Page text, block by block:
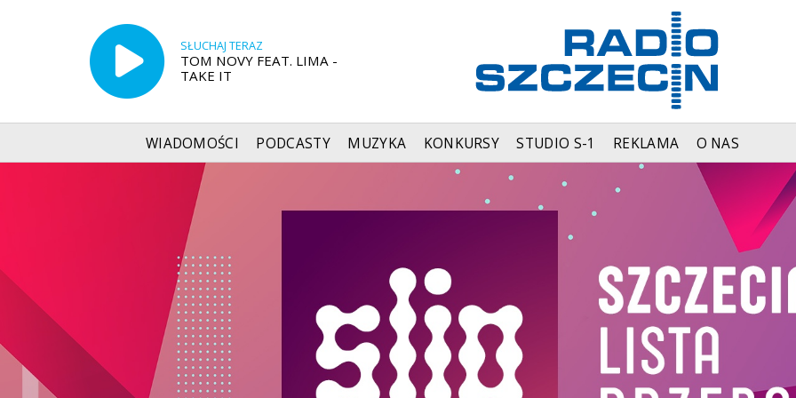
SŁUCHAJ TERAZ
TOM NOVY FEAT. LIMA -
TAKE IT
WIADOMOŚCI PODCASTY MUZYKA KONKURSY STUDIO S-1 REKLAMA O NAS